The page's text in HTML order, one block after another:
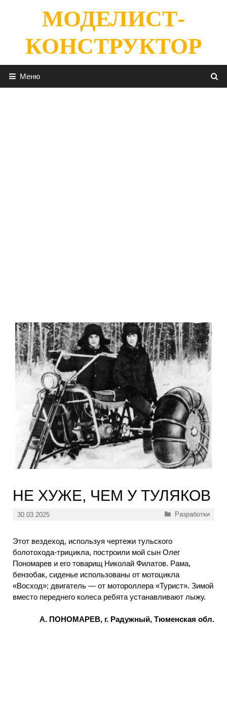
содержимомуМОДЕЛИСТ-
КОНСТРУКТОР
Меню
НЕ ХУЖЕ, ЧЕМ У ТУЛЯКОВ
30.03.2025 Рубрики
Разработки
Этот вездеход, используя чертежи тульского
болотохода-трицикла, построили мой сын Олег
Пономарев и его товарищ Николай Филатов. Рама,
бензобак, сиденье использованы от мотоцикла
«Восход»; двигатель — от мотороллера «Турист». Зимой
вместо переднего колеса ребята устанавливают лыжу.
А. ПОНОМАРЕВ, г. Радужный, Тюменская обл.